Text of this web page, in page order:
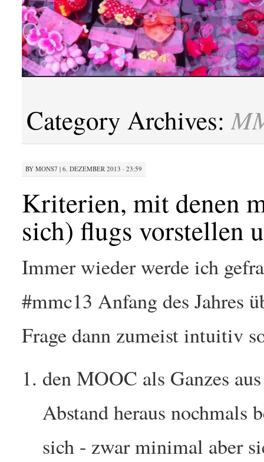
Category Archives:
BY MONS7 |6. DEZEMBER 2013 · 23:59
Kriterien, mit denen
sich) flugs vorstellen
Immer wieder werde ich
#mmc13 Anfang des Jahres
Frage dann zumeist intuitiv
den MOOC als Ganzes
Abstand heraus nochmals
sich - zwar minimal aber